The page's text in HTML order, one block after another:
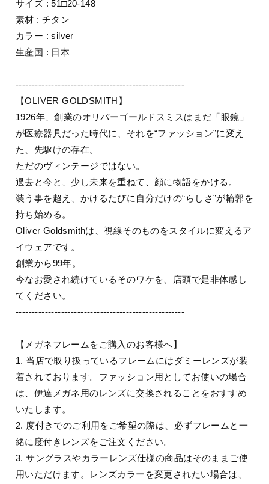
サイズ : 51□20-148
素材 : チタン
カラー : silver
生産国 : 日本
----------------------------------------------------
【OLIVER GOLDSMITH】
1926年、創業のオリバーゴールドスミスはまだ「眼鏡」
が医療器具だった時代に、それを“ファッション”に変え
た、先駆けの存在。
ただのヴィンテージではない。
過去と今と、少し未来を重ねて、顔に物語をかける。
装う事を超え、かけるたびに自分だけの“らしさ”が輪郭を
持ち始める。
Oliver Goldsmithは、視線そのものをスタイルに変えるア
イウェアです。
創業から99年。
今なお愛され続けているそのワケを、店頭で是非体感し
てください。
----------------------------------------------------
【メガネフレームをご購入のお客様へ】
1. 当店で取り扱っているフレームにはダミーレンズが装
着されております。ファッション用としてお使いの場合
は、伊達メガネ用のレンズに交換されることをおすすめ
いたします。
2. 度付きでのご利用をご希望の際は、必ずフレームと一
緒に度付きレンズをご注文ください。
3. サングラスやカラーレンズ仕様の商品はそのままご使
用いただけます。レンズカラーを変更されたい場合は、